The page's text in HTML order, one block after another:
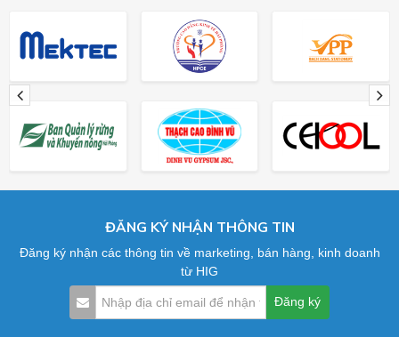
ĐĂNG KÝ NHẬN THÔNG TIN
Đăng ký nhận các thông tin về marketing, bán hàng, kinh doanh
từ HIG